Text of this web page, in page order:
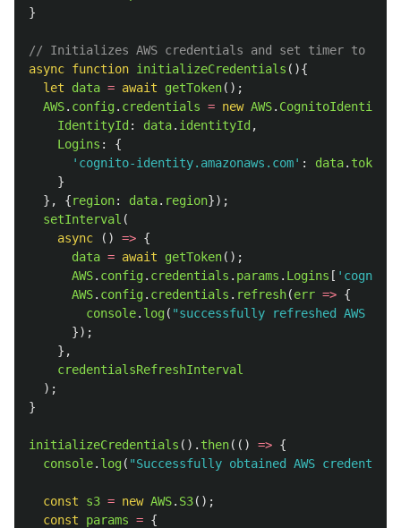
}
// Initializes AWS credentials and set timer to
async function initializeCredentials (){
let
data = await getToken();
AWS. config. credentials = new AWS.
IdentityId : data. identityId ,
Logins :
{
' cognito-identity.amazonaws.com' : data. token
}
},
{region: data. region});
setInterval (
async
() => {
data = await getToken();
AWS. config. credentials . params . Logins [ ' cognito-
AWS. config. credentials . refresh(err => {
console. log( "successfully refreshed AWS
});
},
credentialsRefreshInterval
);
}
initializeCredentials (). then(() => {
console. log( "Successfully obtained AWS credentials
const s3 = new AWS. S3();
const
params = {